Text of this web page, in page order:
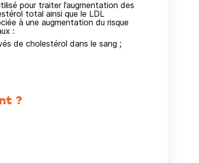
pour traiter l’augmentation des
total ainsi que le LDL
à une augmentation du risque
:
de cholestérol dans le sang ;
?